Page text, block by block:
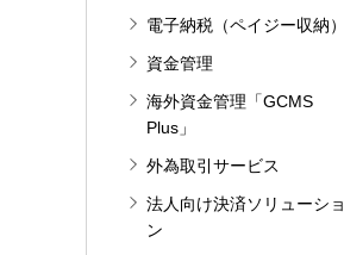
電子納税（ペイジー収納）
資金管理
海外資金管理「GCMS
Plus」
外為取引サービス
法人向け決済ソリューショ
ン